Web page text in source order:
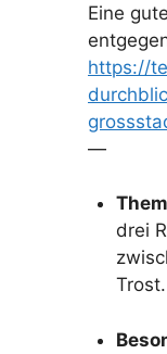
Eine
https://
—
drei
Trost.